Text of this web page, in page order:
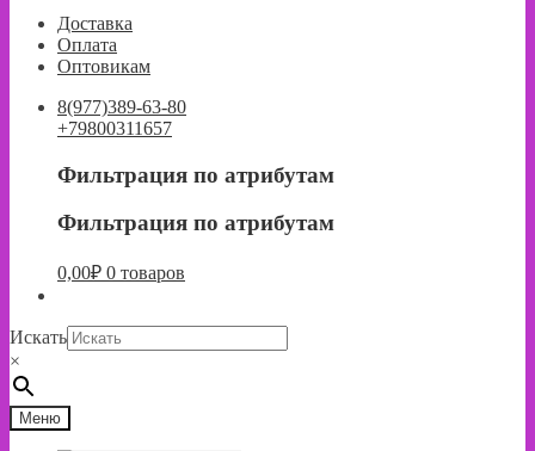
навигации
содержимому
Доставка
Оплата
Оптовикам
8(977)389-63-80
+79800311657
Фильтрация по атрибутам
Фильтрация по атрибутам
0,00₽ 0 товаров
Искать
×
Меню